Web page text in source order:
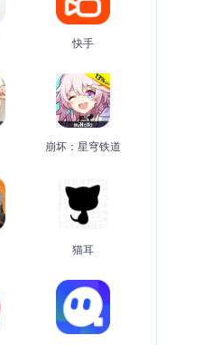
快手
崩坏：星穹铁道
猫耳